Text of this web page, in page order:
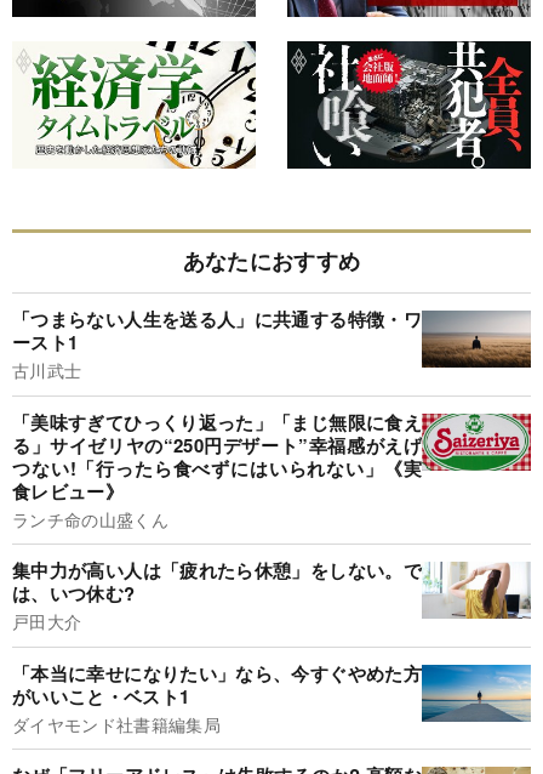
あなたにおすすめ
「つまらない人生を送る人」に共通する特徴・ワ
ースト1
古川武士
「美味すぎてひっくり返った」「まじ無限に食え
る」サイゼリヤの“250円デザート”幸福感がえげ
つない!「行ったら食べずにはいられない」《実
食レビュー》
ランチ命の山盛くん
集中力が高い人は「疲れたら休憩」をしない。で
は、いつ休む?
戸田大介
「本当に幸せになりたい」なら、今すぐやめた方
がいいこと・ベスト1
ダイヤモンド社書籍編集局